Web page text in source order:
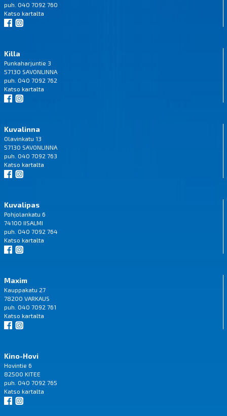
puh. 040 7092 760
Katso kartalta
Killa
Punkaharjuntie 3
57130 SAVONLINNA
puh. 040 7092 762
Katso kartalta
Kuvalinna
Olavinkatu 13
57130 SAVONLINNA
puh. 040 7092 763
Katso kartalta
Kuvalipas
Pohjolankatu 6
74100 IISALMI
puh. 040 7092 764
Katso kartalta
Maxim
Kauppakatu 27
78200 VARKAUS
puh. 040 7092 761
Katso kartalta
Kino-Hovi
Hovintie 6
82500 KITEE
puh. 040 7092 765
Katso kartalta